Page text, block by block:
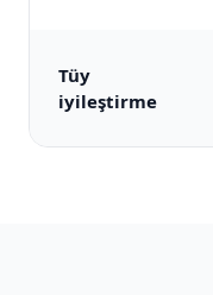
Tüy
iyileştirme